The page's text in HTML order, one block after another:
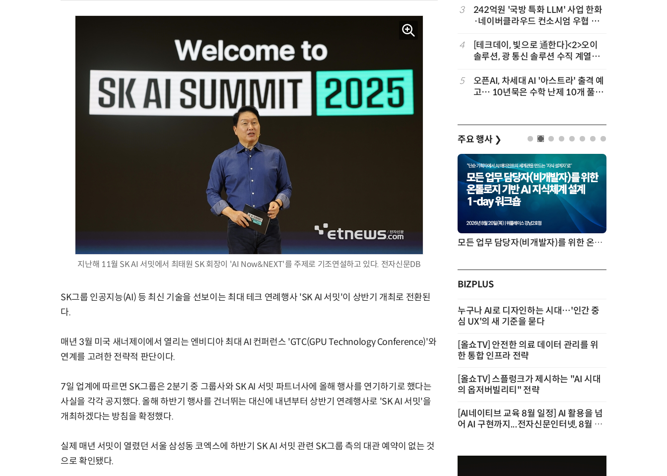
지난해 11월 SK AI 서밋에서 최태원 SK 회장이 'AI Now&NEXT'를 주제로 기조연설하고 있다. 전자신문DB
SK그룹 인공지능(AI) 등 최신 기술을 선보이는 최대 테크 연례행사 'SK AI 서밋'이 상반기 개최로 전환된
다.
매년 3월 미국 새너제이에서 열리는 엔비디아 최대 AI 컨퍼런스 'GTC(GPU Technology Conference)'와
연계를 고려한 전략적 판단이다.
7일 업계에 따르면 SK그룹은 2분기 중 그룹사와 SK AI 서밋 파트너사에 올해 행사를 연기하기로 했다는
사실을 각각 공지했다. 올해 하반기 행사를 건너뛰는 대신에 내년부터 상반기 연례행사로 'SK AI 서밋'을
개최하겠다는 방침을 확정했다.
실제 매년 서밋이 열렸던 서울 삼성동 코엑스에 하반기 SK AI 서밋 관련 SK그룹 측의 대관 예약이 없는 것
으로 확인됐다.
원 구형 태양전지 IEC 국제표준 개발
9
국산 CSP사 '마켓플레이스' 커졌
다…5개사 등록 솔루션 1439개
10
앤트로픽·오픈AI 이어 메타도…AI
가 통제 벗어나 외부 해킹
3
242억원 '국방 특화 LLM' 사업 한화
·네이버클라우드 컨소시엄 우협 선
4
[테크데이, 빛으로 通한다]<2>오이
솔루션, 광 통신 솔루션 수직 계열
략'
5
오픈AI, 차세대 AI '아스트라' 출격 예
고… 10년묵은 수학 난제 10개 풀었
주요 행사 ❯
AI × Design : UX 디자이너의 5가지 생존 전략과 실전 대응 모든 업무 담당자(비개발자)를 위한 온톨로지 기반 AI 지식체계 설계 1-day 워크숍
BIZPLUS
누구나 AI로 디자인하는 시대…'인간 중
심 UX'의 새 기준을 묻다
[올쇼TV] 안전한 의료 데이터 관리를 위
한 통합 인프라 전략
[올쇼TV] 스플렁크가 제시하는 "AI 시대
의 옵저버빌리티" 전략
[AI네이티브 교육 8월 일정] AI 활용을 넘
어 AI 구현까지...전자신문인터넷, 8월 실